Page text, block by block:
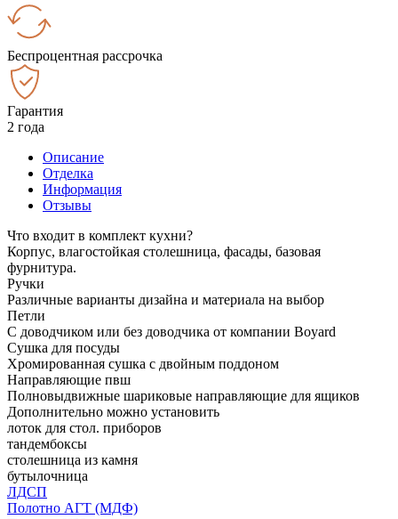
Беспроцентная рассрочка
Гарантия
2 года
Описание
Отделка
Информация
Отзывы
Что входит в комплект кухни?
Корпус, влагостойкая столешница, фасады, базовая
фурнитура.
Ручки
Различные варианты дизайна и материала на выбор
Петли
С доводчиком или без доводчика от компании Boyard
Сушка для посуды
Хромированная сушка с двойным поддоном
Направляющие пвш
Полновыдвижные шариковые направляющие для ящиков
Дополнительно можно установить
лоток для стол. приборов
тандембоксы
столешница из камня
бутылочница
ЛДСП
Полотно АГТ (МДФ)